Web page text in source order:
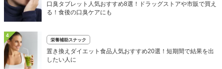
口臭タブレット人気おすすめ8選！ドラッグストアや市販で買え
る！食後の口臭ケアにも
4
栄養補助スナック
置き換えダイエット食品人気おすすめ20選！短期間で結果を出
したい人に